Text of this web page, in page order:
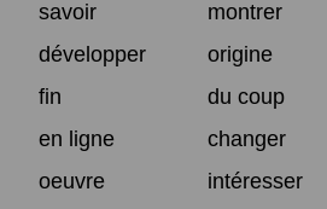
savoir
montrer
développer
origine
fin
du coup
en ligne
changer
oeuvre
intéresser